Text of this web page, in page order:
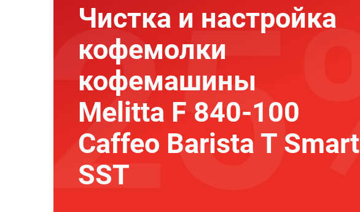
Чистка и настройка
кофемолки
кофемашины
Melitta F 840-100
Caffeo Barista T Smart
SST